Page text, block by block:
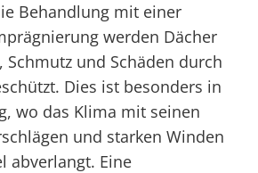
Behandlung mit einer
werden Dächer
Schmutz und Schäden durch
Dies ist besonders in
wo das Klima mit seinen
und starken Winden
abverlangt. Eine